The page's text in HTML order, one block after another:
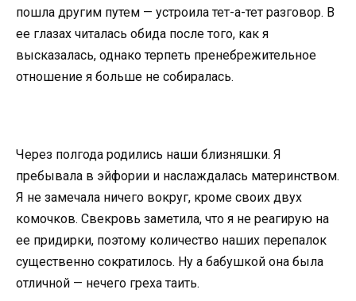
пошла другим путем — устроила тет-а-тет разговор. В
ее глазах читалась обида после того, как я
высказалась, однако терпеть пренебрежительное
отношение я больше не собиралась.
Через полгода родились наши близняшки. Я
пребывала в эйфории и наслаждалась материнством.
Я не замечала ничего вокруг, кроме своих двух
комочков. Свекровь заметила, что я не реагирую на
ее придирки, поэтому количество наших перепалок
существенно сократилось. Ну а бабушкой она была
отличной — нечего греха таить.